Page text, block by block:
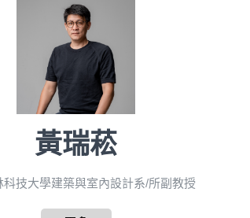
黃瑞菘
科技大學建築與室內設計系/所副教授